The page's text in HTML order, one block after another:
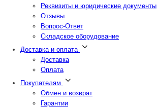
Реквизиты и юридические документы
Отзывы
Вопрос-Ответ
Складское оборудование
Доставка и оплата
Доставка
Оплата
Покупателям
Обмен и возврат
Гарантии